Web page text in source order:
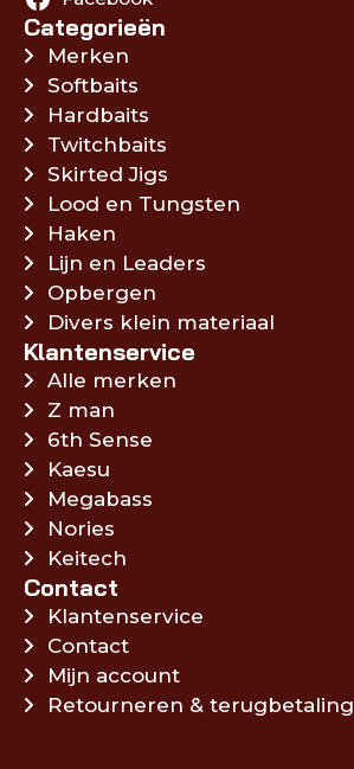
Categorieën
Merken
Softbaits
Hardbaits
Twitchbaits
Skirted Jigs
Lood en Tungsten
Haken
Lijn en Leaders
Opbergen
Divers klein materiaal
Klantenservice
Alle merken
Z man
6th Sense
Kaesu
Megabass
Nories
Keitech
Contact
Klantenservice
Contact
Mijn account
Retourneren & terugbetaling